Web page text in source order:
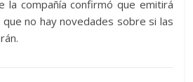
la compañía confirmó que emitirá
no hay novedades sobre si las